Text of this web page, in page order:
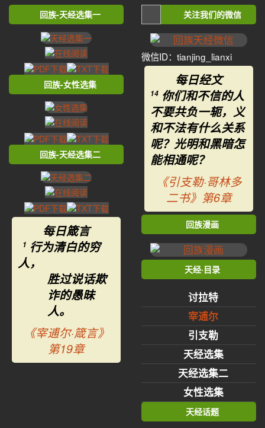
回族-天经选集一
回族-女性选集
回族-天经选集二
每日箴言
1 行为清白的穷
人，
胜过说话欺
诈的愚昧
人。
《宰逋尔·箴言》
第19章
关注我们的微信
微信ID：tianjing_lianxi
每日经文
14 你们和不信的人
不要共负一轭，义
和不法有什么关系
呢？光明和黑暗怎
能相通呢？
《引支勒·哥林多
二书》第6章
回族漫画
天经·目录
讨拉特
宰逋尔
引支勒
天经选集
天经选集二
女性选集
天经话题